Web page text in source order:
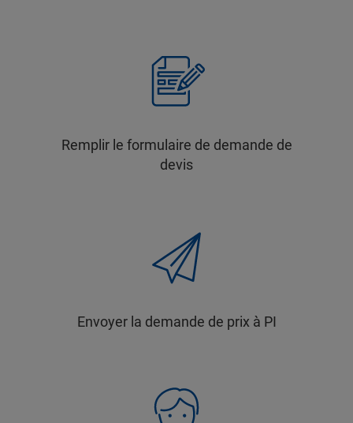
Remplir le formulaire de demande de
devis
Envoyer la demande de prix à PI